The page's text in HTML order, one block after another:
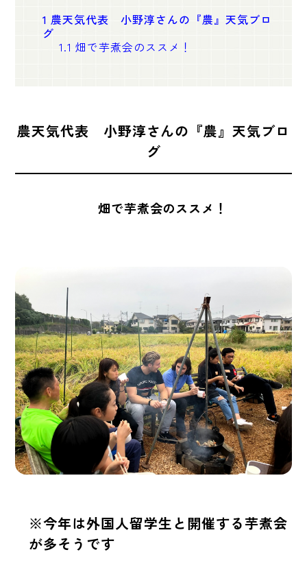
1 農天気代表 小野淳さんの『農』天気ブロ
グ
1.1 畑で芋煮会のススメ！
農天気代表 小野淳さんの『農』天気ブロ
グ
畑で芋煮会のススメ！
※今年は外国人留学生と開催する芋煮会
が多そうです